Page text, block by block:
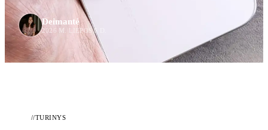
Deimantė
2026 M. LIEPOS 6 D.
//TURINYS